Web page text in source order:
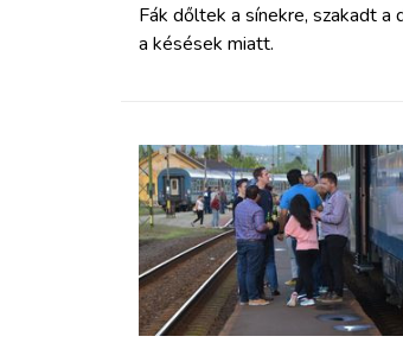
Fák dőltek a sínekre, szakadt a
a késések miatt.